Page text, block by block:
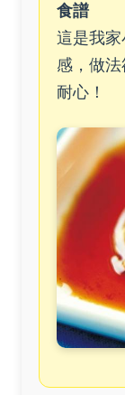
食譜
這是我
感，做
耐心！